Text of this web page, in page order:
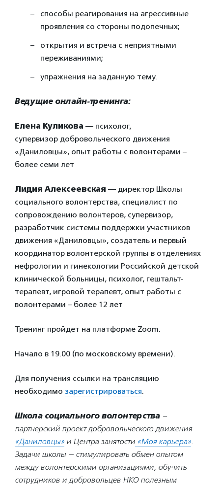
способы реагирования на агрессивные
проявления со стороны подопечных;
открытия и встреча с неприятными
переживаниями;
упражнения на заданную тему.
Ведущие онлайн-тренинга:
Елена Куликова — психолог,
супервизор добровольческого движения
«Даниловцы», опыт работы с волонтерами –
более семи лет
Лидия Алексеевская — директор Школы
социального волонтерства, специалист по
сопровождению волонтеров, супервизор,
разработчик системы поддержки участников
движения «Даниловцы», создатель и первый
координатор волонтерской группы в отделениях
нефрологии и гинекологии Российской детской
клинической больницы, психолог, гештальт-
терапевт, игровой терапевт, опыт работы с
волонтерами – более 12 лет
Тренинг пройдет на платформе Zoom.
Начало в 19.00 (по московскому времени).
Для получения ссылки на трансляцию
необходимо зарегистрироваться.
Школа социального волонтерства –
партнерский проект добровольческого движения
«Даниловцы» и Центра занятости «Моя карьера».
Задачи школы — стимулировать обмен опытом
между волонтерскими организациями, обучить
сотрудников и добровольцев НКО полезным